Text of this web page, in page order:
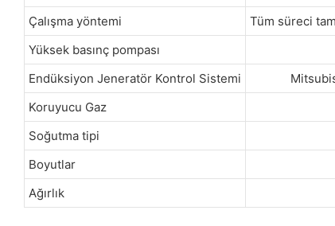
Çalışma yöntemi
Tüm süreci
Yüksek basınç pompası
Endüksiyon Jeneratör Kontrol Sistemi
Koruyucu Gaz
Soğutma tipi
Boyutlar
Ağırlık